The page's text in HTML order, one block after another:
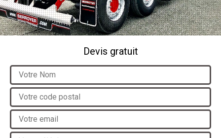
Devis gratuit